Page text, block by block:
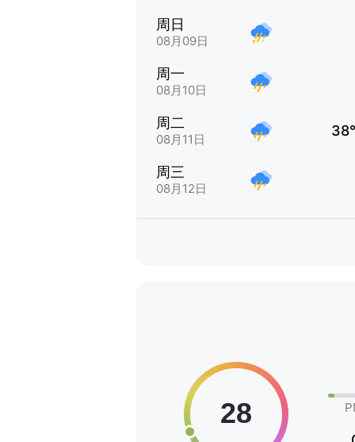
周日
08月09日
周一
08月10日
周二
08月11日
38°
周三
08月12日